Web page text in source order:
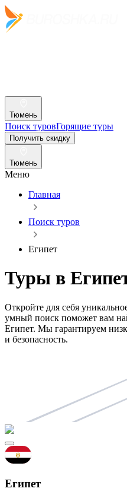
Тюмень
Поиск туровГорящие туры
Получить скидку
Тюмень
Меню
Главная
Поиск туров
Египет
Туры в
Откройте для себя
умный поиск поможет вам
Египет. Мы гарантируем
и безопасность.
Египет